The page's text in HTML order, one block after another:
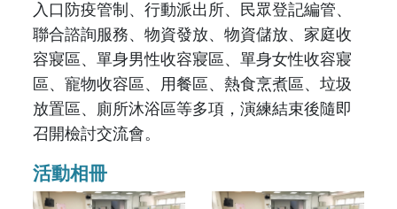
入口防疫管制、行動派出所、民眾登記編管、
聯合諮詢服務、物資發放、物資儲放、家庭收
容寢區、單身男性收容寢區、單身女性收容寢
區、寵物收容區、用餐區、熱食烹煮區、垃圾
放置區、廁所沐浴區等多項，演練結束後隨即
召開檢討交流會。
活動相冊